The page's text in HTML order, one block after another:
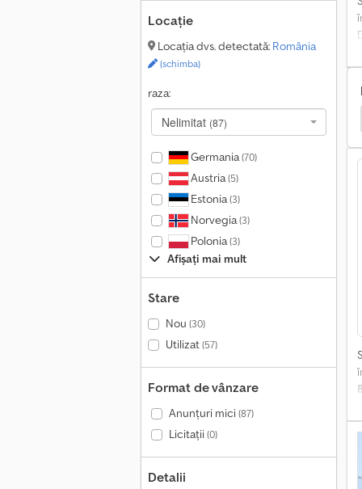
Locație
Locația dvs. detectată: România
(schimba)
raza:
Nelimitat (87)
Germania(70)
Austria(5)
Estonia(3)
Norvegia(3)
Polonia(3)
Afișați mai mult
Stare
Nou (30)
Utilizat(57)
Format de vânzare
Anunțuri mici(87)
Licitații(0)
Detalii
Iveco Transportator De Lemn